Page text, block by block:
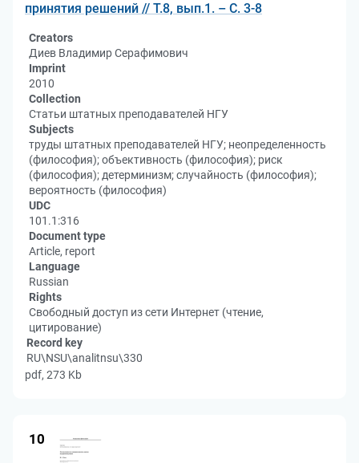
принятия решений // Т.8, вып.1. – С. 3-8
Creators
Диев Владимир Серафимович
Imprint
2010
Collection
Статьи штатных преподавателей НГУ
Subjects
труды штатных преподавателей НГУ; неопределенность
(философия); объективность (философия); риск
(философия); детерминизм; случайность (философия);
вероятность (философия)
UDC
101.1:316
Document type
Article, report
Language
Russian
Rights
Свободный доступ из сети Интернет (чтение,
цитирование)
Record key
RU\NSU\analitnsu\330
pdf, 273 Kb
10